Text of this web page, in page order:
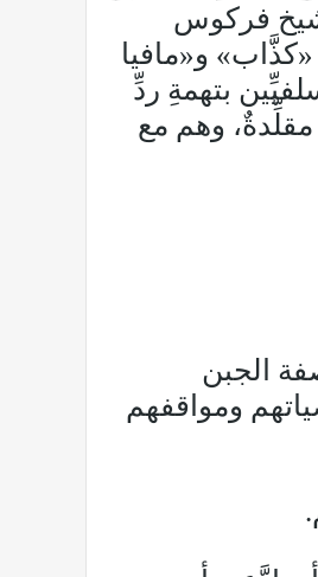
فركوس
و«مافيا
بتهمةِ ردِّ
وهم مع
الجبن
ومواقفهم